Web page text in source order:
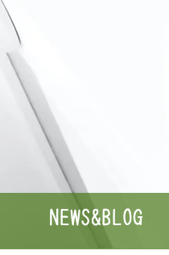
NEWS&BLOG